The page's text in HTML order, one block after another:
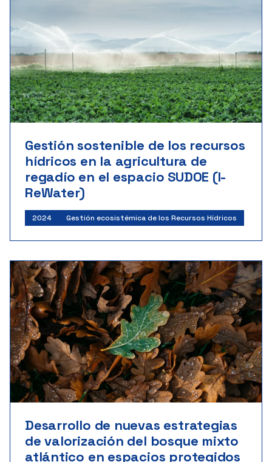
Gestión sostenible de los recursos
hídricos en la agricultura de
regadío en el espacio SUDOE (I-
ReWater)
2024 Gestión ecosistémica de los Recursos Hídricos
Desarrollo de nuevas estrategias
de valorización del bosque mixto
atlántico en espacios protegidos